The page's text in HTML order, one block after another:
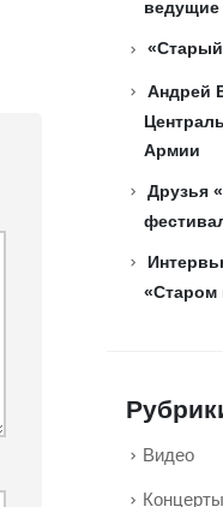
ведущие
«Старый
Андрей
Армии
Друзья
«Старом
Видео
Концерты